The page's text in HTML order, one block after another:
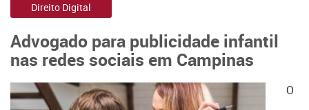
Direito Digital
Advogado para publicidade infantil
nas redes sociais em Campinas
O